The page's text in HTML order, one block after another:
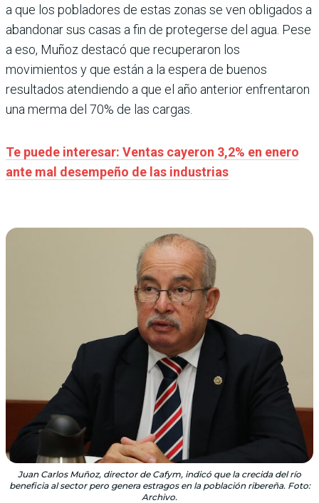
a que los pobladores de estas zonas se ven obligados a
abandonar sus casas a fin de protegerse del agua. Pese
a eso, Muñoz destacó que recuperaron los
movimientos y que están a la espera de buenos
resultados atendiendo a que el año anterior enfrentaron
una merma del 70% de las cargas.
Te puede interesar: Ventas cayeron 3,2% en enero
ante mal desempeño de las industrias
Juan Carlos Muñoz, director de Cafym, indicó que la crecida del río
beneficia al sector pero genera estragos en la población ribereña. Foto:
Archivo.